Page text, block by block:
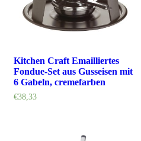
Kitchen Craft Emailliertes
Fondue-Set aus Gusseisen mit
6 Gabeln, cremefarben
€38,33